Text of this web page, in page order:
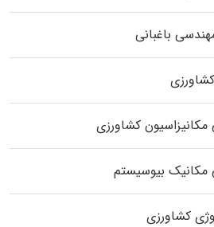
باغبانی
کشاورزی
مکانیک بیوسیستم
کشاورزی